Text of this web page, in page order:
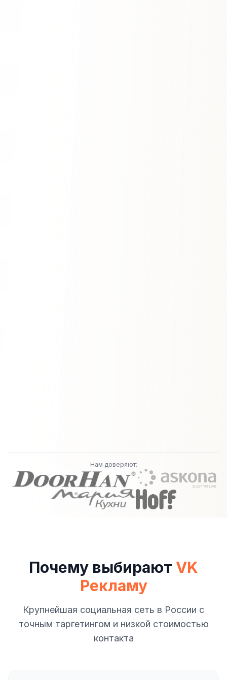
Нам доверяют:
Почему выбирают VK
Рекламу
Крупнейшая социальная сеть в России с
точным таргетингом и низкой стоимостью
контакта